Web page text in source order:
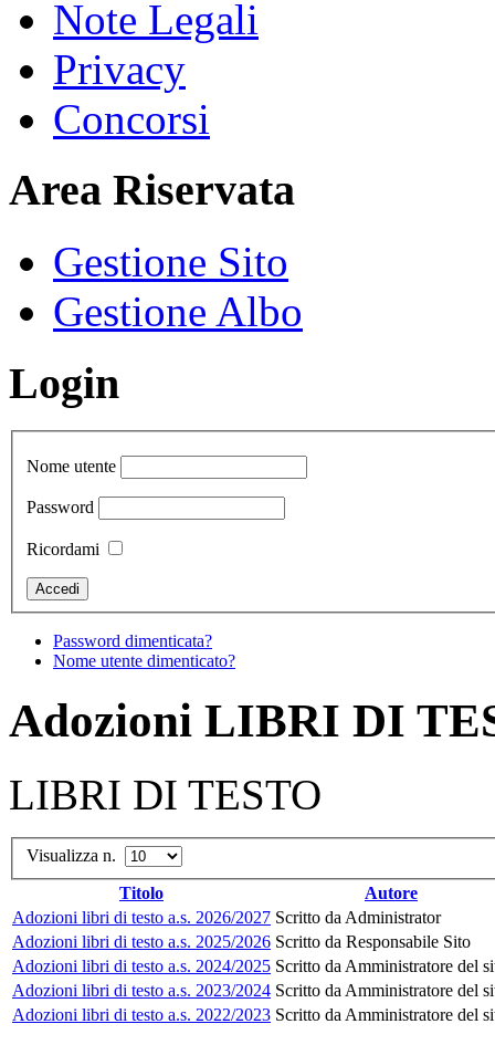
Note Legali
Privacy
Concorsi
Area Riservata
Gestione Sito
Gestione Albo
Login
Nome utente
Password
Ricordami
Password dimenticata?
Nome utente dimenticato?
Adozioni LIBRI DI
LIBRI DI TESTO
Visualizza n.
Titolo
Autore
Adozioni libri di testo a.s. 2026/2027 Scritto da Administrator
Adozioni libri di testo a.s. 2025/2026 Scritto da Responsabile Sito
Adozioni libri di testo a.s. 2024/2025 Scritto da Amministratore del
Adozioni libri di testo a.s. 2023/2024 Scritto da Amministratore del
Adozioni libri di testo a.s. 2022/2023 Scritto da Amministratore del